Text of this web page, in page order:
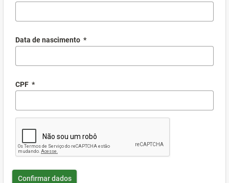
Data de nascimento *
CPF *
Confirmar dados